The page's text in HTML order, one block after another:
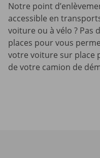
Notre point
accessible en
voiture ou à vélo ? Pas
places pour vous
votre voiture sur place
de votre camion de